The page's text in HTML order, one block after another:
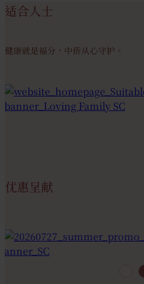
适合人士
健康就是福分，中侨从心守护。
优惠呈献